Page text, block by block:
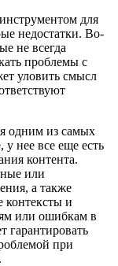
для
недостатки. Во-
не всегда
проблемы с
уловить смысл
одним из самых
нее все еще есть
контента.
или
а также
контексты и
или ошибкам в
гарантировать
при